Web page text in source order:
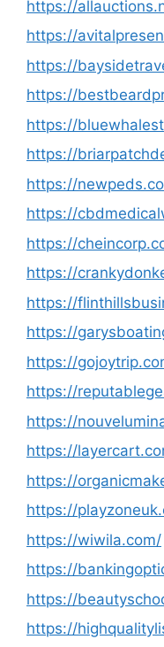
https://
https://
https://
https://
https://
https://
https://
https://
https://
https://
https://
https://
https://
https://
https://
https://
https://
https://
https://wiwila.com/
https://
https://
https://